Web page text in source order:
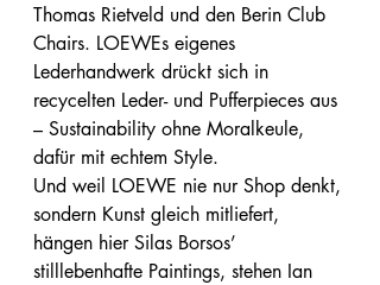
Thomas Rietveld und den Berin Club
Chairs. LOEWEs eigenes
Lederhandwerk drückt sich in
recycelten Leder- und Pufferpieces aus
– Sustainability ohne Moralkeule,
dafür mit echtem Style.
Und weil LOEWE nie nur Shop denkt,
sondern Kunst gleich mitliefert,
hängen hier Silas Borsos’
stilllebenhafte Paintings, stehen Ian